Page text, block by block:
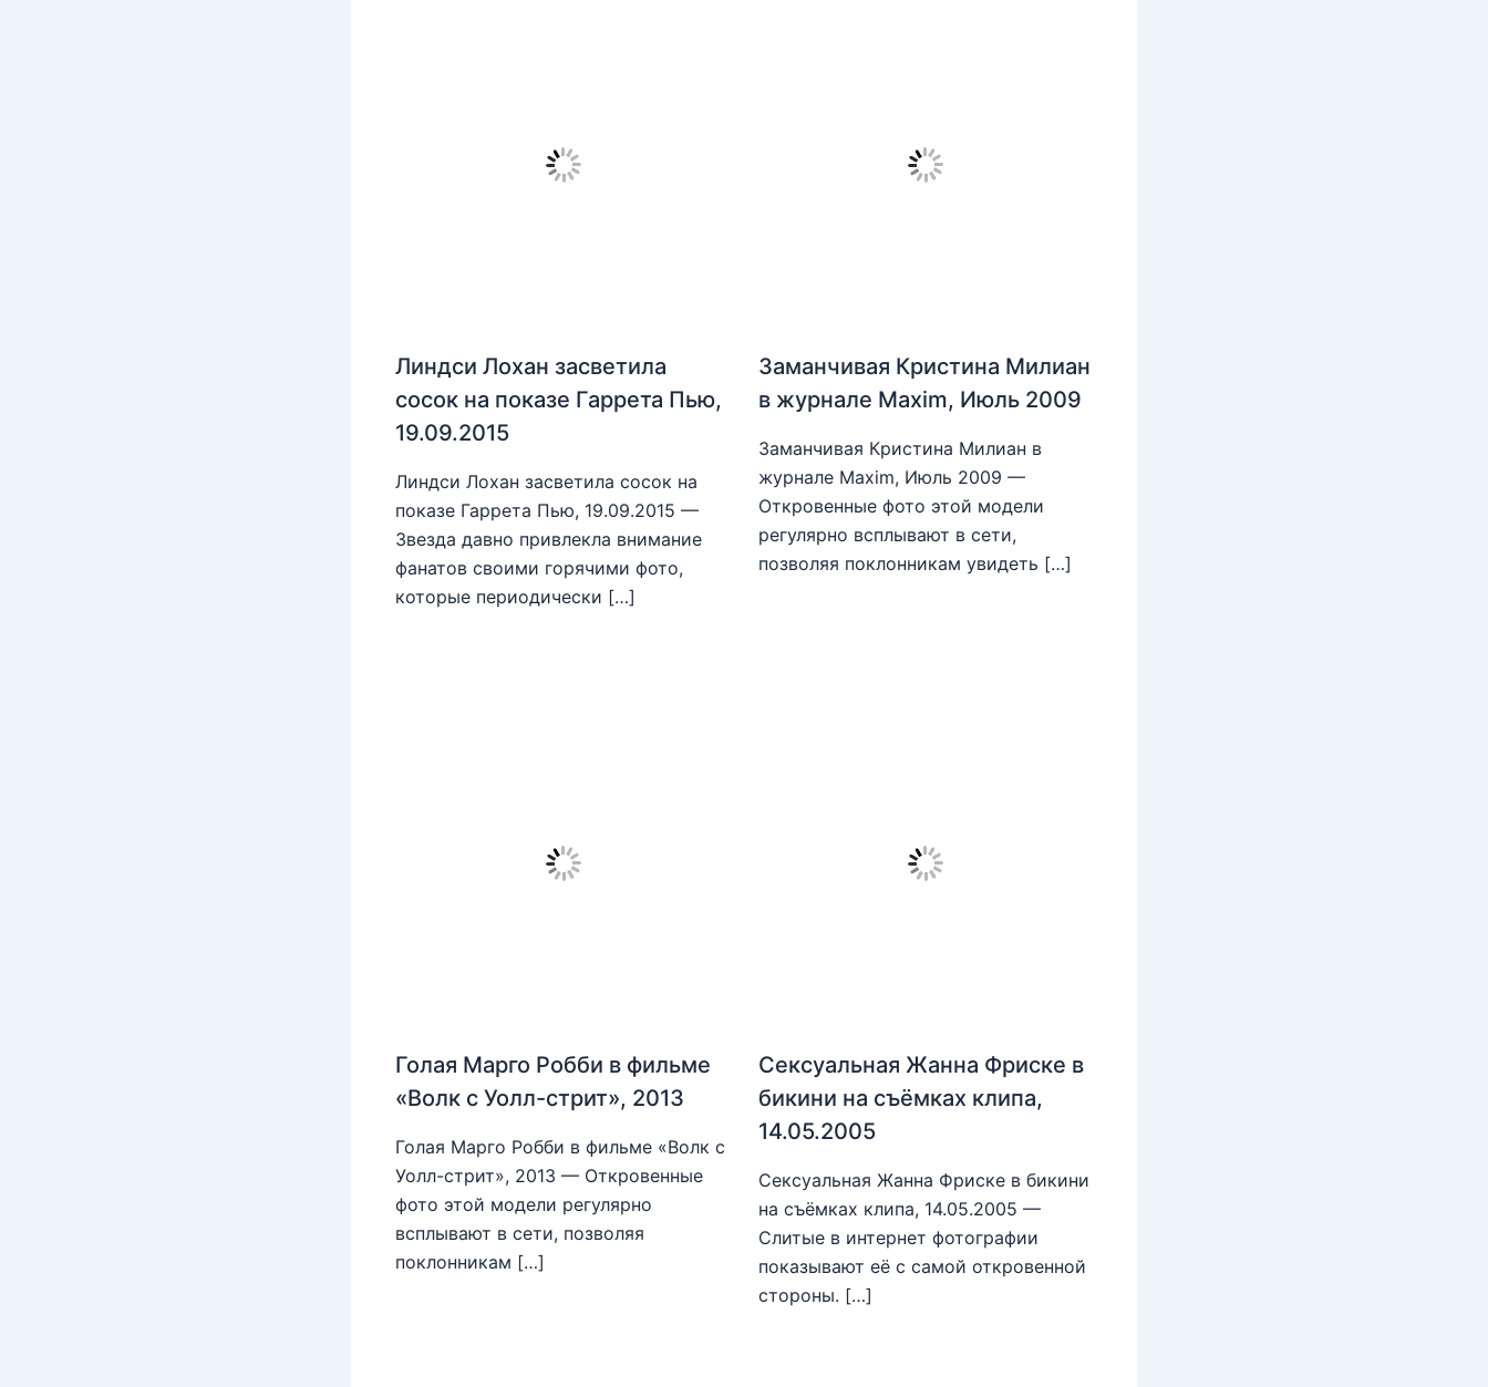
Линдси Лохан засветила
сосок на показе Гаррета Пью,
19.09.2015
Линдси Лохан засветила сосок на
показе Гаррета Пью, 19.09.2015 —
Звезда давно привлекла внимание
фанатов своими горячими фото,
которые периодически […]
Заманчивая Кристина Милиан
в журнале Maxim, Июль 2009
Заманчивая Кристина Милиан в
журнале Maxim, Июль 2009 —
Откровенные фото этой модели
регулярно всплывают в сети,
позволяя поклонникам увидеть […]
Голая Марго Робби в фильме
«Волк с Уолл-стрит», 2013
Голая Марго Робби в фильме «Волк с
Уолл-стрит», 2013 — Откровенные
фото этой модели регулярно
всплывают в сети, позволяя
поклонникам […]
Сексуальная Жанна Фриске в
бикини на съёмках клипа,
14.05.2005
Сексуальная Жанна Фриске в бикини
на съёмках клипа, 14.05.2005 —
Слитые в интернет фотографии
показывают её с самой откровенной
стороны. […]